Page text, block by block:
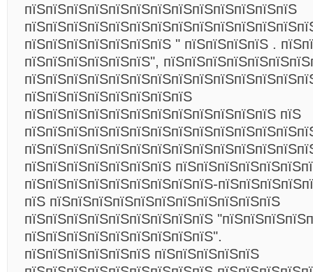
пїЅпїЅпїЅпїЅпїЅпїЅпїЅпїЅпїЅпїЅпїЅпїЅпїЅ
пїЅпїЅпїЅпїЅпїЅпїЅпїЅ " пїЅпїЅпїЅпїЅ .
пїЅпїЅпїЅпїЅпїЅпїЅ",
пїЅпїЅпїЅпїЅпїЅпїЅпїЅпїЅ
пїЅпїЅпїЅпїЅпїЅпїЅпїЅпїЅпїЅпїЅпїЅпїЅ пїЅ
пїЅпїЅпїЅпїЅпїЅпїЅпїЅ
пїЅпїЅпїЅпїЅпїЅпїЅпїЅпїЅпїЅ-
пїЅ пїЅпїЅпїЅпїЅпїЅпїЅпїЅпїЅпїЅпїЅпїЅ
пїЅпїЅпїЅпїЅпїЅпїЅпїЅпїЅпїЅ
пїЅпїЅпїЅпїЅпїЅпїЅпїЅпїЅпїЅ".
пїЅпїЅпїЅпїЅпїЅпїЅ пїЅпїЅпїЅпїЅпїЅ